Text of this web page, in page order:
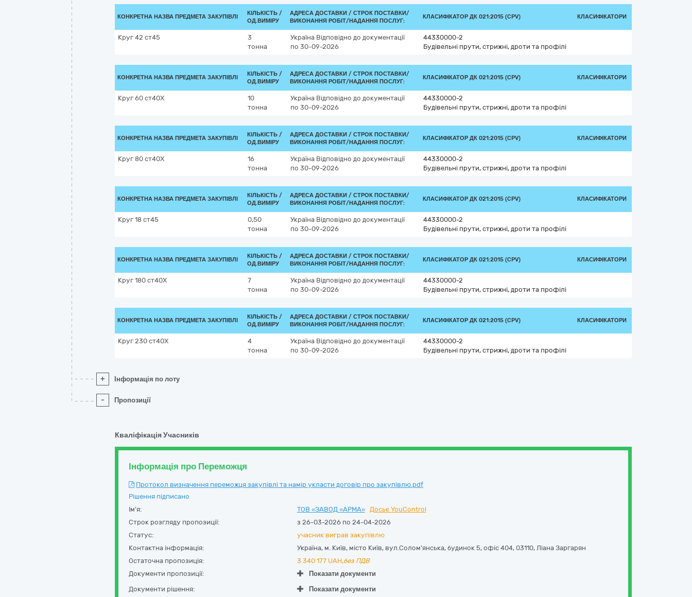
КОНКРЕТНА НАЗВА ПРЕДМЕТА ЗАКУПІВЛІ
КІЛЬКІСТЬ /
ОД.ВИМІРУ
АДРЕСА ДОСТАВКИ / СТРОК ПОСТАВКИ/
ВИКОНАННЯ РОБІТ/НАДАННЯ ПОСЛУГ:
КЛАСИФІКАТОР ДК 021:2015 (CPV) КЛАСИФІКАТОРИ
Круг 42 ст45
3
тонна
Україна Відповідно до документації
по 30-09-2026
44330000-2
Будівельні прути, стрижні, дроти та профілі
КОНКРЕТНА НАЗВА ПРЕДМЕТА ЗАКУПІВЛІ
КІЛЬКІСТЬ /
ОД.ВИМІРУ
АДРЕСА ДОСТАВКИ / СТРОК ПОСТАВКИ/
ВИКОНАННЯ РОБІТ/НАДАННЯ ПОСЛУГ:
КЛАСИФІКАТОР ДК 021:2015 (CPV) КЛАСИФІКАТОРИ
Круг 60 ст40Х
10
тонна
Україна Відповідно до документації
по 30-09-2026
44330000-2
Будівельні прути, стрижні, дроти та профілі
КОНКРЕТНА НАЗВА ПРЕДМЕТА ЗАКУПІВЛІ
КІЛЬКІСТЬ /
ОД.ВИМІРУ
АДРЕСА ДОСТАВКИ / СТРОК ПОСТАВКИ/
ВИКОНАННЯ РОБІТ/НАДАННЯ ПОСЛУГ:
КЛАСИФІКАТОР ДК 021:2015 (CPV) КЛАСИФІКАТОРИ
Круг 80 ст40Х
16
тонна
Україна Відповідно до документації
по 30-09-2026
44330000-2
Будівельні прути, стрижні, дроти та профілі
КОНКРЕТНА НАЗВА ПРЕДМЕТА ЗАКУПІВЛІ
КІЛЬКІСТЬ /
ОД.ВИМІРУ
АДРЕСА ДОСТАВКИ / СТРОК ПОСТАВКИ/
ВИКОНАННЯ РОБІТ/НАДАННЯ ПОСЛУГ:
КЛАСИФІКАТОР ДК 021:2015 (CPV) КЛАСИФІКАТОРИ
Круг 18 ст45
0,50
тонна
Україна Відповідно до документації
по 30-09-2026
44330000-2
Будівельні прути, стрижні, дроти та профілі
КОНКРЕТНА НАЗВА ПРЕДМЕТА ЗАКУПІВЛІ
КІЛЬКІСТЬ /
ОД.ВИМІРУ
АДРЕСА ДОСТАВКИ / СТРОК ПОСТАВКИ/
ВИКОНАННЯ РОБІТ/НАДАННЯ ПОСЛУГ:
КЛАСИФІКАТОР ДК 021:2015 (CPV) КЛАСИФІКАТОРИ
Круг 180 ст40Х
7
тонна
Україна Відповідно до документації
по 30-09-2026
44330000-2
Будівельні прути, стрижні, дроти та профілі
КОНКРЕТНА НАЗВА ПРЕДМЕТА ЗАКУПІВЛІ
КІЛЬКІСТЬ /
ОД.ВИМІРУ
АДРЕСА ДОСТАВКИ / СТРОК ПОСТАВКИ/
ВИКОНАННЯ РОБІТ/НАДАННЯ ПОСЛУГ:
КЛАСИФІКАТОР ДК 021:2015 (CPV) КЛАСИФІКАТОРИ
Круг 230 ст40Х
4
тонна
Україна Відповідно до документації
по 30-09-2026
44330000-2
Будівельні прути, стрижні, дроти та профілі
+ Інформація по лоту
- Пропозиції
Кваліфікація Учасників
Інформація про Переможця
Протокол визначення переможця закупівлі та намір укласти договір про закупівлю.pdf
Рішення підписано
Ім'я:
ТОВ «ЗАВОД «АРМА»
Досьє YouControl
Строк розгляду пропозиції:
з 26-03-2026 по 24-04-2026
Статус:
учасник виграв закупівлю
Контактна інформація:
Україна, м. Київ, місто Київ, вул.Солом'янська, будинок 5, офіс 404, 03110, Ліана Заргарян
Остаточна пропозиція:
3 340 177 UAH,без ПДВ
Документи пропозиції:
Показати документи
Документи рішення:
Показати документи